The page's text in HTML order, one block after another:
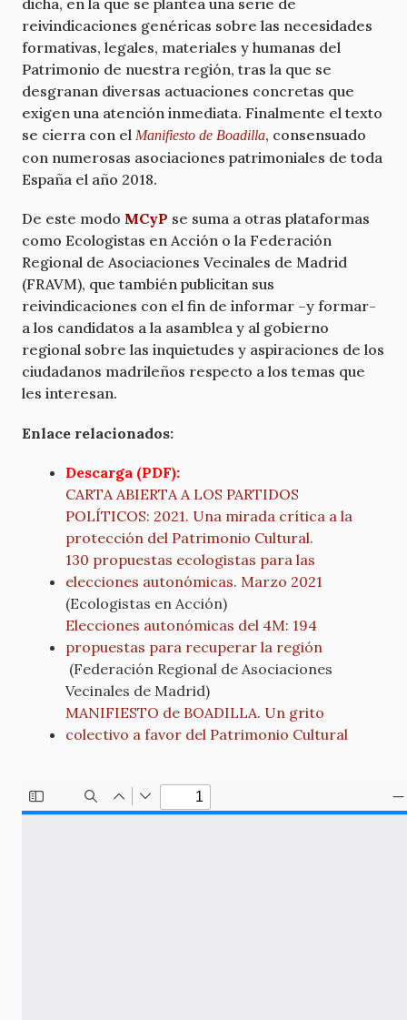
dicha, en la que se plantea una serie de
reivindicaciones genéricas sobre las necesidades
formativas, legales, materiales y humanas del
Patrimonio de nuestra región, tras la que se
desgranan diversas actuaciones concretas que
exigen una atención inmediata. Finalmente el texto
se cierra con el Manifiesto de Boadilla, consensuado
con numerosas asociaciones patrimoniales de toda
España el año 2018.
De este modo MCyP se suma a otras plataformas
como Ecologistas en Acción o la Federación
Regional de Asociaciones Vecinales de Madrid
(FRAVM), que también publicitan sus
reivindicaciones con el fin de informar –y formar-
a los candidatos a la asamblea y al gobierno
regional sobre las inquietudes y aspiraciones de los
ciudadanos madrileños respecto a los temas que
les interesan.
Enlace relacionados:
Descarga (PDF):
CARTA ABIERTA A LOS PARTIDOS
POLÍTICOS: 2021. Una mirada crítica a la
protección del Patrimonio Cultural.
130 propuestas ecologistas para las
elecciones autonómicas. Marzo 2021
(Ecologistas en Acción)
Elecciones autonómicas del 4M: 194
propuestas para recuperar la región
(Federación Regional de Asociaciones
Vecinales de Madrid)
MANIFIESTO de BOADILLA. Un grito
colectivo a favor del Patrimonio Cultural